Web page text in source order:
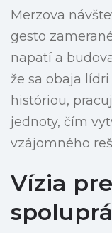
Merzova
gesto
napätí a
že sa obaja
históriou,
jednoty, čím
vzájomného
Vízia